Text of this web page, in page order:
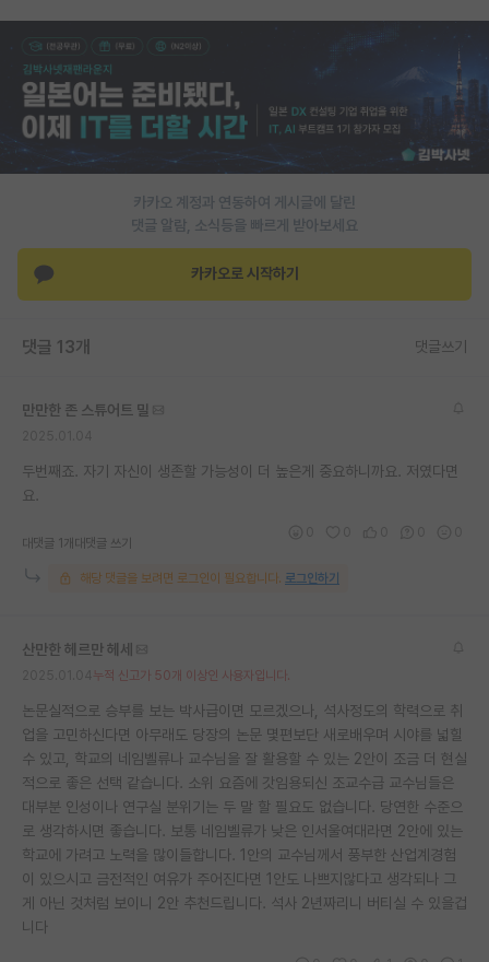
카카오 계정과 연동하여 게시글에 달린
댓글 알람, 소식등을 빠르게 받아보세요
카카오로 시작하기
댓글 13개 댓글쓰기
만만한 존 스튜어트 밀
두번째죠. 자기 자신이 생존할 가능성이 더 높은게 중요하니까요. 저였다면
요.
대댓글 1개 대댓글 쓰기
해당 댓글을 보려면 로그인이 필요합니다. 로그인하기
산만한 헤르만 헤세
누적 신고가 50개 이상인 사용자입니다.
논문실적으로 승부를 보는 박사급이면 모르겠으나, 석사정도의 학력으로 취
업을 고민하신다면 아무래도 당장의 논문 몇편보단 새로배우며 시야를 넓힐
수 있고, 학교의 네임벨류나 교수님을 잘 활용할 수 있는 2안이 조금 더 현실
적으로 좋은 선택 같습니다. 소위 요즘에 갓임용되신 조교수급 교수님들은
대부분 인성이나 연구실 분위기는 두 말 할 필요도 없습니다. 당연한 수준으
로 생각하시면 좋습니다. 보통 네임벨류가 낮은 인서울여대라면 2안에 있는
학교에 가려고 노력을 많이들합니다. 1안의 교수님께서 풍부한 산업계경험
이 있으시고 금전적인 여유가 주어진다면 1안도 나쁘지않다고 생각되나 그
게 아닌 것처럼 보이니 2안 추천드립니다. 석사 2년짜리니 버티실 수 있을겁
니다